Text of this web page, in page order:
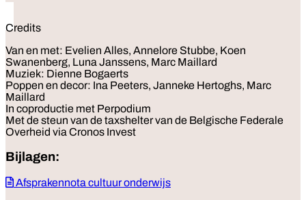
Credits
Van en met: Evelien Alles, Annelore Stubbe, Koen
Swanenberg, Luna Janssens, Marc Maillard
Muziek: Dienne Bogaerts
Poppen en decor: Ina Peeters, Janneke Hertoghs, Marc
Maillard
In coproductie met Perpodium
Met de steun van de taxshelter van de Belgische Federale
Overheid via Cronos Invest
Bijlagen:
Afsprakennota cultuur onderwijs